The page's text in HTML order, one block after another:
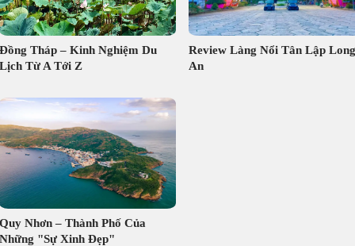
Tháp – Kinh Nghiệm Du
Từ A Tới Z
Review Làng Nổi Tân Lập Long
An
Nhơn – Thành Phố Của
"Sự Xinh Đẹp"